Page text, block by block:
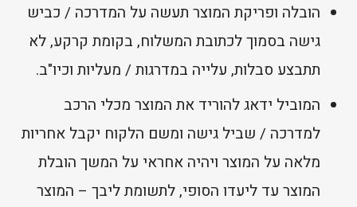
הובלה ופריקת המוצר תעשה על המדרכה / כביש
גישה בסמוך לכתובת המשלוח, בקומת קרקע, לא
תתבצע סבלות, עלייה במדרגות / מעליות וכיו"ב.
המוביל ידאג להוריד את המוצר מכלי הרכב
למדרכה / שביל גישה ומשם הלקוח יקבל אחריות
מלאה על המוצר ויהיה אחראי על המשך הובלת
המוצר עד ליעדו הסופי, לתשומת ליבך – המוצר